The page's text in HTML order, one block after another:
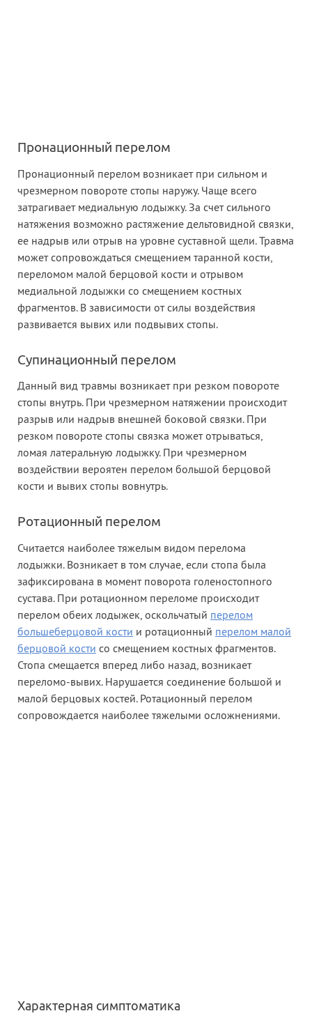
Пронационный перелом
Пронационный перелом возникает при сильном и
чрезмерном повороте стопы наружу. Чаще всего
затрагивает медиальную лодыжку. За счет сильного
натяжения возможно растяжение дельтовидной связки,
ее надрыв или отрыв на уровне суставной щели. Травма
может сопровождаться смещением таранной кости,
переломом малой берцовой кости и отрывом
медиальной лодыжки со смещением костных
фрагментов. В зависимости от силы воздействия
развивается вывих или подвывих стопы.
Супинационный перелом
Данный вид травмы возникает при резком повороте
стопы внутрь. При чрезмерном натяжении происходит
разрыв или надрыв внешней боковой связки. При
резком повороте стопы связка может отрываться,
ломая латеральную лодыжку. При чрезмерном
воздействии вероятен перелом большой берцовой
кости и вывих стопы вовнутрь.
Ротационный перелом
Считается наиболее тяжелым видом перелома
лодыжки. Возникает в том случае, если стопа была
зафиксирована в момент поворота голеностопного
сустава. При ротационном переломе происходит
перелом обеих лодыжек, оскольчатый перелом
большеберцовой кости и ротационный перелом малой
берцовой кости со смещением костных фрагментов.
Стопа смещается вперед либо назад, возникает
переломо-вывих. Нарушается соединение большой и
малой берцовых костей. Ротационный перелом
сопровождается наиболее тяжелыми осложнениями.
Характерная симптоматика